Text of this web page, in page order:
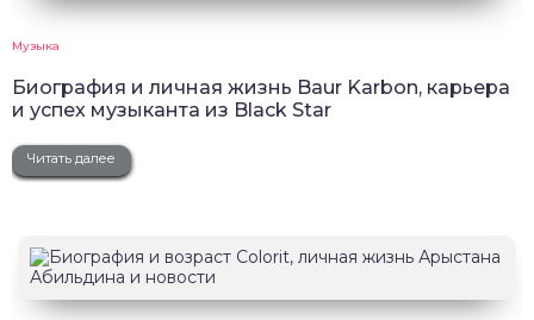
Музыка
Биография и личная жизнь Baur Karbon, карьера
и успех музыканта из Black Star
Читать далее